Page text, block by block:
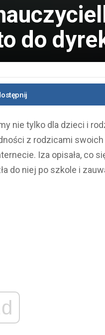
do
nie tylko dla dzieci i
z rodzicami
Iza opisała, co
do niej po szkole i